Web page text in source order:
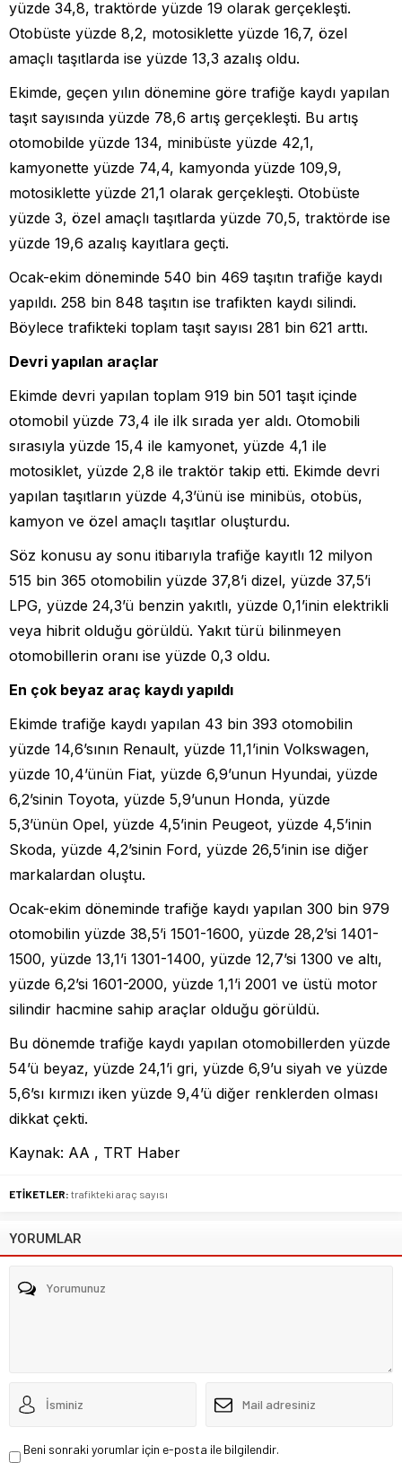
yüzde 34,8, traktörde yüzde 19 olarak gerçekleşti.
Otobüste yüzde 8,2, motosiklette yüzde 16,7, özel
amaçlı taşıtlarda ise yüzde 13,3 azalış oldu.
Ekimde, geçen yılın dönemine göre trafiğe kaydı yapılan
taşıt sayısında yüzde 78,6 artış gerçekleşti. Bu artış
otomobilde yüzde 134, minibüste yüzde 42,1,
kamyonette yüzde 74,4, kamyonda yüzde 109,9,
motosiklette yüzde 21,1 olarak gerçekleşti. Otobüste
yüzde 3, özel amaçlı taşıtlarda yüzde 70,5, traktörde ise
yüzde 19,6 azalış kayıtlara geçti.
Ocak-ekim döneminde 540 bin 469 taşıtın trafiğe kaydı
yapıldı. 258 bin 848 taşıtın ise trafikten kaydı silindi.
Böylece trafikteki toplam taşıt sayısı 281 bin 621 arttı.
Devri yapılan araçlar
Ekimde devri yapılan toplam 919 bin 501 taşıt içinde
otomobil yüzde 73,4 ile ilk sırada yer aldı. Otomobili
sırasıyla yüzde 15,4 ile kamyonet, yüzde 4,1 ile
motosiklet, yüzde 2,8 ile traktör takip etti. Ekimde devri
yapılan taşıtların yüzde 4,3’ünü ise minibüs, otobüs,
kamyon ve özel amaçlı taşıtlar oluşturdu.
Söz konusu ay sonu itibarıyla trafiğe kayıtlı 12 milyon
515 bin 365 otomobilin yüzde 37,8’i dizel, yüzde 37,5’i
LPG, yüzde 24,3’ü benzin yakıtlı, yüzde 0,1’inin elektrikli
veya hibrit olduğu görüldü. Yakıt türü bilinmeyen
otomobillerin oranı ise yüzde 0,3 oldu.
En çok beyaz araç kaydı yapıldı
Ekimde trafiğe kaydı yapılan 43 bin 393 otomobilin
yüzde 14,6’sının Renault, yüzde 11,1’inin Volkswagen,
yüzde 10,4’ünün Fiat, yüzde 6,9’unun Hyundai, yüzde
6,2’sinin Toyota, yüzde 5,9’unun Honda, yüzde
5,3’ünün Opel, yüzde 4,5’inin Peugeot, yüzde 4,5’inin
Skoda, yüzde 4,2’sinin Ford, yüzde 26,5’inin ise diğer
markalardan oluştu.
Ocak-ekim döneminde trafiğe kaydı yapılan 300 bin 979
otomobilin yüzde 38,5’i 1501-1600, yüzde 28,2’si 1401-
1500, yüzde 13,1’i 1301-1400, yüzde 12,7’si 1300 ve altı,
yüzde 6,2’si 1601-2000, yüzde 1,1’i 2001 ve üstü motor
silindir hacmine sahip araçlar olduğu görüldü.
Bu dönemde trafiğe kaydı yapılan otomobillerden yüzde
54’ü beyaz, yüzde 24,1’i gri, yüzde 6,9’u siyah ve yüzde
5,6’sı kırmızı iken yüzde 9,4’ü diğer renklerden olması
dikkat çekti.
Kaynak: AA , TRT Haber
ETİKETLER: trafikteki araç sayısı
YORUMLAR
Beni sonraki yorumlar için e-posta ile bilgilendir.